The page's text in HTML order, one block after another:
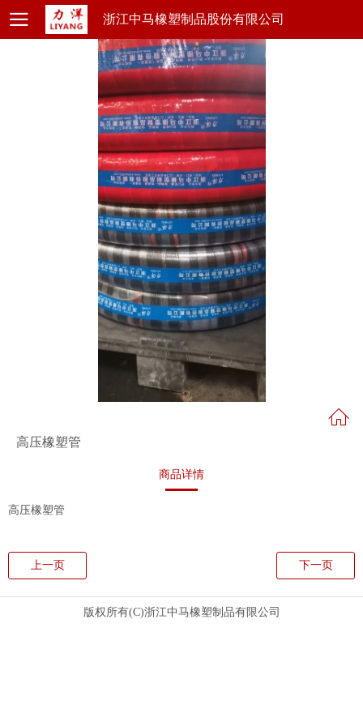
浙江中马橡塑制品股份有限公司
高压橡塑管
商品详情
高压橡塑管
上一页 下一页
版权所有(C)浙江中马橡塑制品有限公司